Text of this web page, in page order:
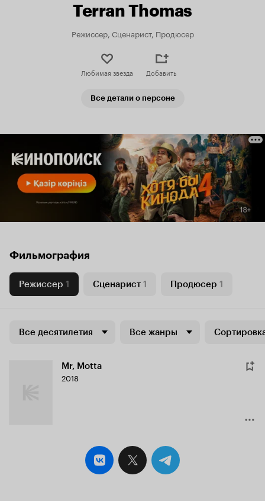
Terran Thomas
Режиссер, Сценарист, Продюсер
Любимая звезда Добавить
Все детали о персоне
Фильмография
Режиссер 1 Сценарист 1 Продюсер 1
Все десятилетия Все жанры
Mr, Motta
2018